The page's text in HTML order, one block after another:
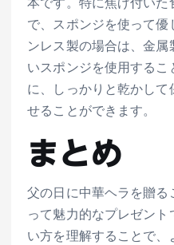
本です。特に焦げ付い
で、スポンジを使って
ンレス製の場合は、金
いスポンジを使用する
に、しっかりと乾かして
せることができます。
まとめ
父の日に中華ヘラを贈る
って魅力的なプレゼン
い方を理解することで